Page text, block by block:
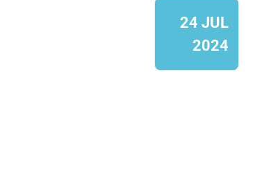
24 JUL
2024